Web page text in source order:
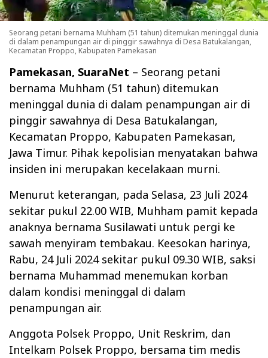
Seorang petani bernama Muhham (51 tahun) ditemukan meninggal dunia
di dalam penampungan air di pinggir sawahnya di Desa Batukalangan,
Kecamatan Proppo, Kabupaten Pamekasan
Pamekasan, SuaraNet – Seorang petani
bernama Muhham (51 tahun) ditemukan
meninggal dunia di dalam penampungan air di
pinggir sawahnya di Desa Batukalangan,
Kecamatan Proppo, Kabupaten Pamekasan,
Jawa Timur. Pihak kepolisian menyatakan bahwa
insiden ini merupakan kecelakaan murni.
Menurut keterangan, pada Selasa, 23 Juli 2024
sekitar pukul 22.00 WIB, Muhham pamit kepada
anaknya bernama Susilawati untuk pergi ke
sawah menyiram tembakau. Keesokan harinya,
Rabu, 24 Juli 2024 sekitar pukul 09.30 WIB, saksi
bernama Muhammad menemukan korban
dalam kondisi meninggal di dalam
penampungan air.
Anggota Polsek Proppo, Unit Reskrim, dan
Intelkam Polsek Proppo, bersama tim medis